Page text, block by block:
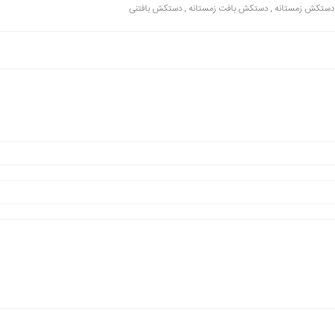
دستکش زمستانه , دستکش بافت زمستانه , دستکش بافتنی